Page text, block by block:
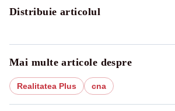
Distribuie articolul
Mai multe articole despre
Realitatea Plus cna